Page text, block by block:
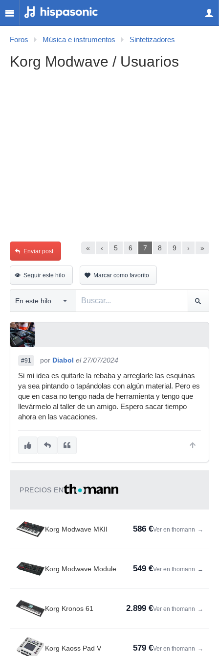
Foros Música e instrumentos Sintetizadores
Korg Modwave / Usuarios
« ‹ 5 6 7 8 9 › »
Enviar post
Seguir este hilo Marcar como favorito
#91 por Diabol el 27/07/2024
Si mi idea es quitarle la rebaba y arreglarle las esquinas
ya sea pintando o tapándolas con algún material. Pero es
que en casa no tengo nada de herramienta y tengo que
llevármelo al taller de un amigo. Espero sacar tiempo
ahora en las vacaciones.
PRECIOS EN
Korg Modwave MKII 586 €Ver en thomann →
Korg Modwave Module 549 €Ver en thomann →
Korg Kronos 61 2.899 €Ver en thomann →
Korg Kaoss Pad V 579 €Ver en thomann →